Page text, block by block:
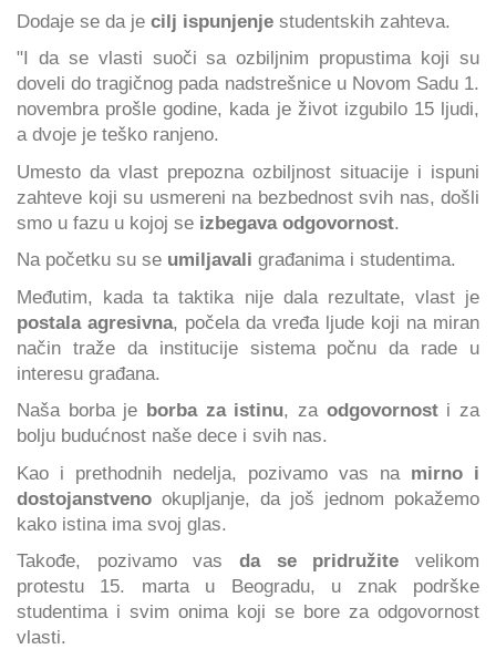
Dodaje se da je cilj ispunjenje studentskih zahteva.
"I da se vlasti suoči sa ozbiljnim propustima koji su
doveli do tragičnog pada nadstrešnice u Novom Sadu 1.
novembra prošle godine, kada je život izgubilo 15 ljudi,
a dvoje je teško ranjeno.
Umesto da vlast prepozna ozbiljnost situacije i ispuni
zahteve koji su usmereni na bezbednost svih nas, došli
smo u fazu u kojoj se izbegava odgovornost.
Na početku su se umiljavali građanima i studentima.
Međutim, kada ta taktika nije dala rezultate, vlast je
postala agresivna, počela da vređa ljude koji na miran
način traže da institucije sistema počnu da rade u
interesu građana.
Naša borba je borba za istinu, za odgovornosti za
bolju budućnost naše dece i svih nas.
Kao i prethodnih nedelja, pozivamo vas na mirno i
dostojanstveno okupljanje, da još jednom pokažemo
kako istina ima svoj glas.
Takođe, pozivamo vas da se pridružite velikom
protestu 15. marta u Beogradu, u znak podrške
studentima i svim onima koji se bore za odgovornost
vlasti.